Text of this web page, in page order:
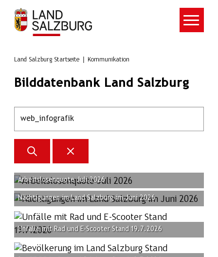
Zum Hauptinhalt springen
Land Salzburg Startseite Kommunikation
Bilddatenbank Land Salzburg
Arbeitslosenquote Juli 2026
Nächtigungen im Land Salzburg im Juni 2026
Unfälle mit Rad und E-Scooter Stand 19.7.2026